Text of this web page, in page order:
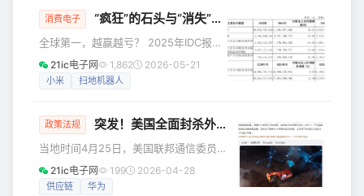
的语音克隆 TTS 模型，在
并在人工通道岗亭附近停车，驾驶员需要全程保持关注，并随
时准备控制车辆 优化 车位到车位功能在通勤场景和商圈区域
的**表现**，提升车位出库、闸机通行、进出停车场衔接等
场
消费电子 “疯狂”的石头与“消失”的CEO
全球第一，越赢越亏？ 2025年IDC报告
榜单中，石头科技正式登顶全球扫地机
器人销量第一，市场份额达到17.7%；科
卷，头部公司给出了截然不同的答案。
经营现金流是石头的4.4倍，不烧钱也能
赢，用事实撕掉了“增收不增利”的行业标
签。 紧随其后的追觅狂飙突进。公司创
21ic电子网 1,862 2026-05-21
小米 扫地机器人
政策法规 突发！美国全面封杀外国路由器，随身Wi-Fi也中招
当地时间4月25日，美国联邦通信委员会
（FCC）宣布，将今年3月发布的针对所
有外国制造新款消费级路由器的进口禁
21ic电子网 199 2026-04-28
供应链 华为